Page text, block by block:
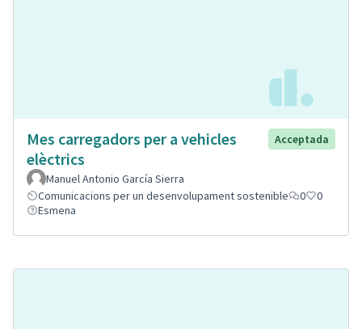
Mes carregadors per a vehicles
elèctrics
Acceptada
Manuel Antonio García Sierra
Comunicacions per un desenvolupament sostenible
0
0
Esmena